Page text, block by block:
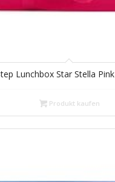
Lunchbox Star Stella Pink
Produkt kaufen